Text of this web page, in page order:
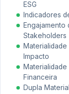
ESG
Indicadores
Engajamento
Stakeholders
Materialidade
Impacto
Materialidade
Financeira
Dupla